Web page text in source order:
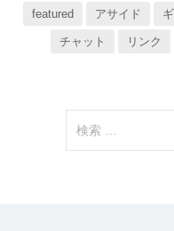
featured アサイド
チャット リンク